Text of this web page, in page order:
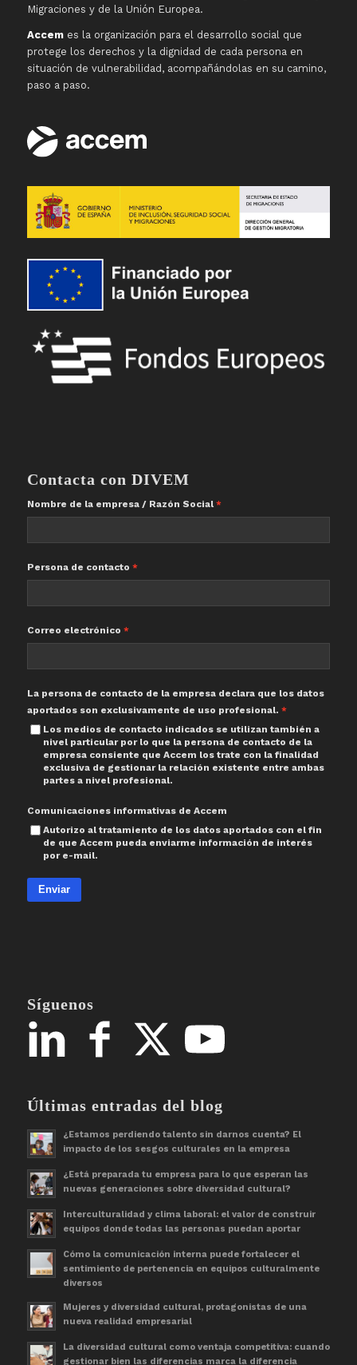
Migraciones y de la Unión Europea.
Accemes la organización para el desarrollo social que
protege los derechos y la dignidad de cada persona en
situación de vulnerabilidad, acompañándolas en su camino,
paso a paso.
Contacta con DIVEM
Nombre de la empresa / Razón Social
Persona de contacto
Correo electrónico
La persona de contacto de la empresa declara que los datos
aportados son exclusivamente de uso profesional.
Los medios de contacto indicados se utilizan también a
nivel particular por lo que la persona de contacto de la
empresa consiente que Accem los trate con la finalidad
exclusiva de gestionar la relación existente entre ambas
partes a nivel profesional.
Comunicaciones informativas de Accem
Autorizo al tratamiento de los datos aportados con el fin
de que Accem pueda enviarme información de interés
por e-mail.
Enviar
Síguenos
Últimas entradas del blog
¿Estamos perdiendo talento sin darnos cuenta? El
impacto de los sesgos culturales en la empresa
¿Está preparada tu empresa para lo que esperan las
nuevas generaciones sobre diversidad cultural?
Interculturalidad y clima laboral: el valor de construir
equipos donde todas las personas puedan aportar
Cómo la comunicación interna puede fortalecer el
sentimiento de pertenencia en equipos culturalmente
diversos
Mujeres y diversidad cultural, protagonistas de una
nueva realidad empresarial
La diversidad cultural como ventaja competitiva: cuando
gestionar bien las diferencias marca la diferencia